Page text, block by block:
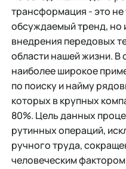
трансформация - это
обсуждаемый тренд, но
внедрения передовых
области нашей жизни. В
наиболее широкое
по поиску и найму
которых в крупных
80%. Цель данных
рутинных операций,
ручного труда,
человеческим